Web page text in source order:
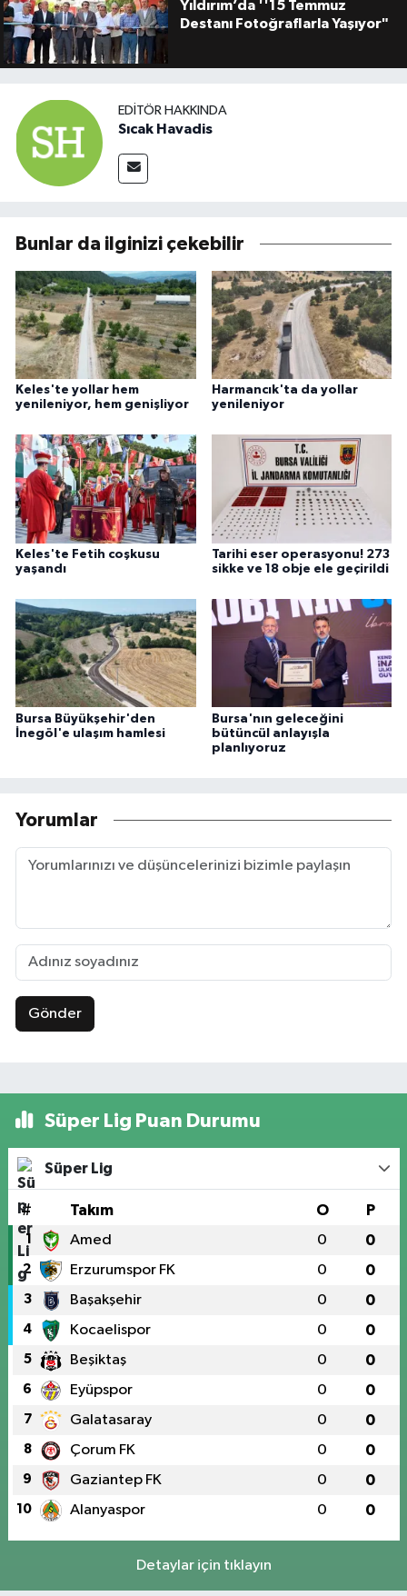
Yıldırım’da ''15 Temmuz
Destanı Fotoğraflarla Yaşıyor"
EDITÖR HAKKINDA
Sıcak Havadis
Bunlar da ilginizi çekebilir
Keles'te yollar hem
yenileniyor, hem genişliyor
Harmancık'ta da yollar
yenileniyor
Keles'te Fetih coşkusu
yaşandı
Tarihi eser operasyonu! 273
sikke ve 18 obje ele geçirildi
Bursa Büyükşehir'den
İnegöl'e ulaşım hamlesi
Bursa'nın geleceğini
bütüncül anlayışla
planlıyoruz
Yorumlar
Gönder
Süper Lig Puan Durumu
Süper Lig
# Takım O P
1 Amed 0 0
2 Erzurumspor FK 0 0
3 Başakşehir 0 0
4 Kocaelispor 0 0
5 Beşiktaş 0 0
6 Eyüpspor 0 0
7 Galatasaray 0 0
8 Çorum FK 0 0
9 Gaziantep FK 0 0
10 Alanyaspor 0 0
Detaylar için tıklayın